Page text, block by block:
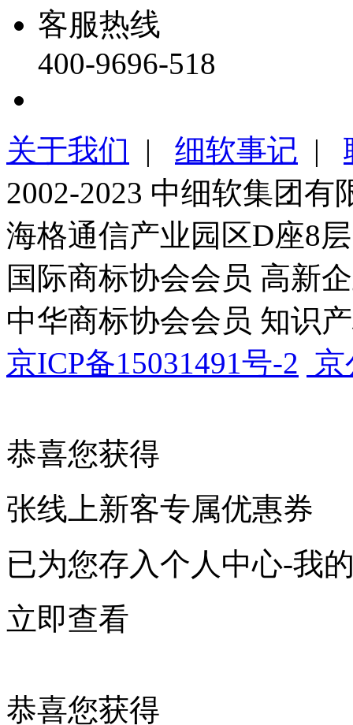
客服热线
400-9696-518
关于我们 | 细软事记 |
2002-2023 中细软集团
海格通信产业园区D座8层
国际商标协会会员 高新
中华商标协会会员 知识
京ICP备15031491号-2 京
恭喜您获得
张线上新客专属优惠券
已为您存入个人中心-我
立即查看
恭喜您获得